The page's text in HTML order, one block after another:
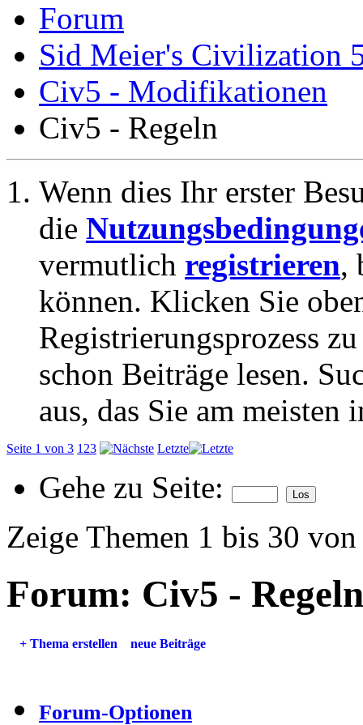
Forum
Sid Meier's Civilization
Civ5 - Modifikationen
Civ5 - Regeln
Wenn dies Ihr erster
die
vermutlich registrieren,
können. Klicken Sie
Registrierungsprozess
schon Beiträge lesen.
aus, das Sie am meisten
Seite 1 von 3 1 23 Letzte
Gehe zu Seite:
Zeige Themen 1 bis 30
Forum: Civ5 - Regeln
+ Thema erstellen neue Beiträge
Forum-Optionen